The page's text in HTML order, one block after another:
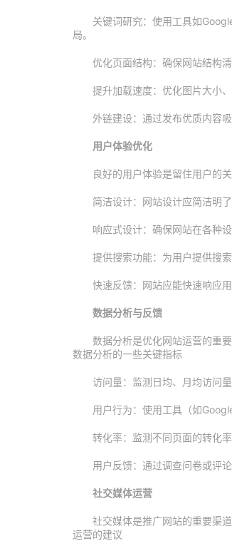
关键词研究：使用工具如
局。
优化页面结构：确保网站结构
提升加载速度：优化图片大小
外链建设：通过发布优质内容
用户体验优化
良好的用户体验是留住用户的
简洁设计：网站设计应简洁明
响应式设计：确保网站在各种
提供搜索功能：为用户提供搜
快速反馈：网站应能快速响应
数据分析与反馈
数据分析是优化网站运营的重
数据分析的一些关键指标
访问量：监测日均、月均访问
用户行为：使用工具（如
转化率：监测不同页面的转化
用户反馈：通过调查问卷或评
社交媒体运营
社交媒体是推广网站的重要渠
运营的建议